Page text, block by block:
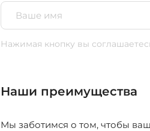
Нажимая кнопку вы
Наши преимущества
Мы заботимся о том, чтобы